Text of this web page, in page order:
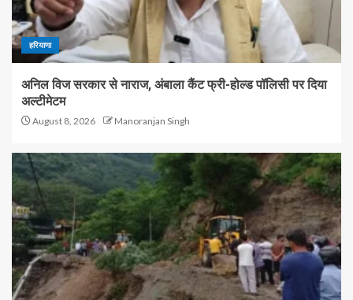
हरियाणा
अनिल विज सरकार से नाराज, अंबाला कैंट फ्री-होल्ड पॉलिसी पर दिया
अल्टीमेटम
August 8, 2026 Manoranjan Singh